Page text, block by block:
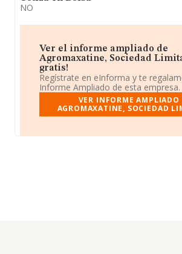
NO
Ver el informe ampliado de
Agromaxatine, Sociedad
gratis!
Regístrate en eInforma y te
Informe Ampliado de esta empresa.
VER INFORME AMPLIADO
AGROMAXATINE, SOCIEDAD